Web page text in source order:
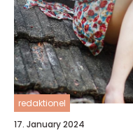
redaktionel
17. January 2024